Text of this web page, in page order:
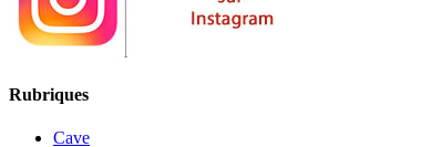
Rubriques
Cave